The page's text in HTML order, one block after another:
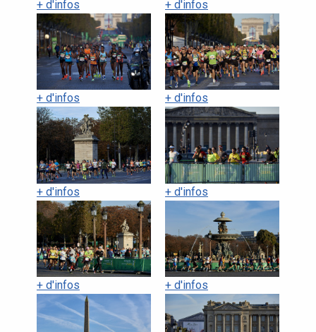
+ d'infos + d'infos
+ d'infos + d'infos
+ d'infos + d'infos
+ d'infos + d'infos